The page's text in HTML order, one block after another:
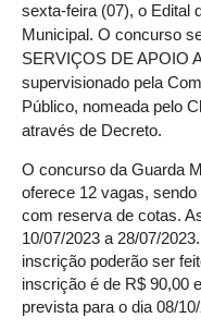
sexta-feira (07), o Edital
Municipal. O concurso
SERVIÇOS DE APOIO
supervisionado pela
Público, nomeada pelo
através de Decreto.
O concurso da Guarda
oferece 12 vagas,
com reserva de cotas.
10/07/2023 a 28/07/
inscrição poderão ser
inscrição é de R$ 90,00
prevista para o dia 08/